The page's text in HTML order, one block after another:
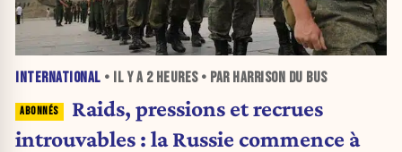
INTERNATIONAL • IL Y A 2 HEURES• PAR HARRISON DU BUS
Raids, pressions et recrues
introuvables : la Russie commence à